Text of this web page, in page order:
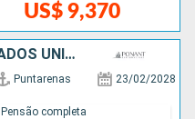
US$ 9,370
COSTA RICA, PANAMÁ, ESTADOS UNIDOS
Puntarenas 23/02/2028
Pensão completa